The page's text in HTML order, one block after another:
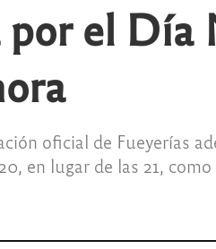
por el
oficial de Fueyerías
en lugar de las 21,